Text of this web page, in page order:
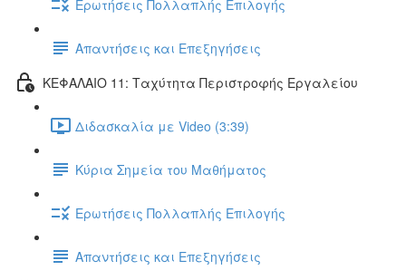
Ερωτήσεις Πολλαπλής Επιλογής
Απαντήσεις και Επεξηγήσεις
ΚΕΦΑΛΑΙΟ 11: Ταχύτητα Περιστροφής Εργαλείου
Διδασκαλία με Video (3:39)
Κύρια Σημεία του Μαθήματος
Ερωτήσεις Πολλαπλής Επιλογής
Απαντήσεις και Επεξηγήσεις